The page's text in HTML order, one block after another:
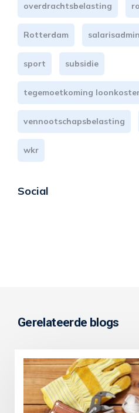
overdrachtsbelasting
Rotterdam
sport subsidie
tegemoetkoming
vennootschapsbelasting
wkr
Social
Gerelateerde blogs